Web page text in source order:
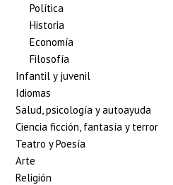
Política
Historia
Economía
Filosofía
Infantil y juvenil
Idiomas
Salud, psicología y autoayuda
Ciencia ficción, fantasía y terror
Teatro y Poesía
Arte
Religión